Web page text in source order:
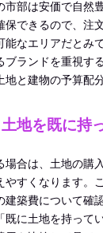
部は安価で自然
保できるので、注
なエリアだとみ
ブランドを重視す
と建物の予算配
地を既に持
場合は、土地の購
やすくなります。
建築費について確
既に土地を持って